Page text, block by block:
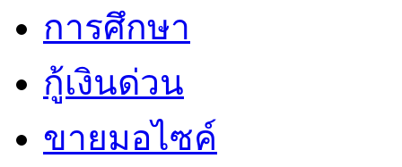
การศึกษา
กู้เงินด่วน
ขายมอไซค์